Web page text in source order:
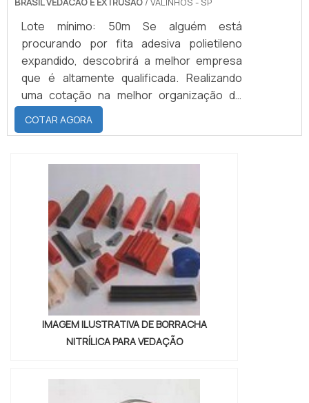
Lote mínimo: 50m Se alguém está
procurando por fita adesiva polietileno
expandido, descobrirá a melhor empresa
que é altamente qualificada. Realizando
uma cotação na melhor organização do
ramo e descobrindo a maior referência de
qualidade da área de atuação.Quando o
com os colaboradores da Brasil Vedação
poderá encontrar excelente custo-
benefício com cores sólidas e duráveis,
que não desbotam o...
COTAR AGORA
IMAGEM ILUSTRATIVA DE BORRACHA
NITRÍLICA PARA VEDAÇÃO